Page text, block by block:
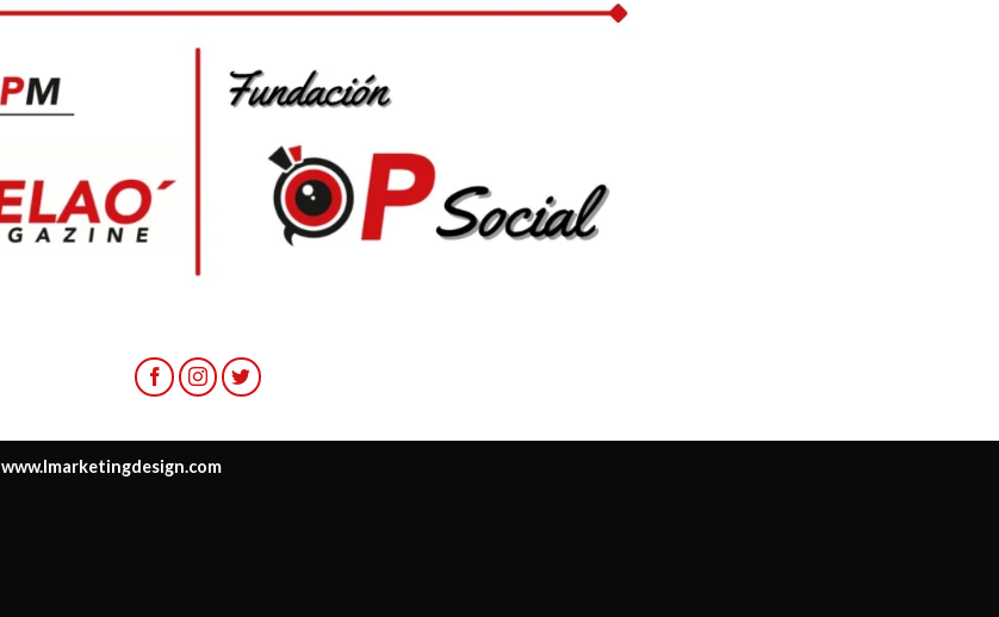
www.lmarketingdesign.com